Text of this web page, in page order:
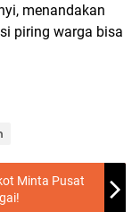
menandakan
piring warga bisa
Minta Pusat